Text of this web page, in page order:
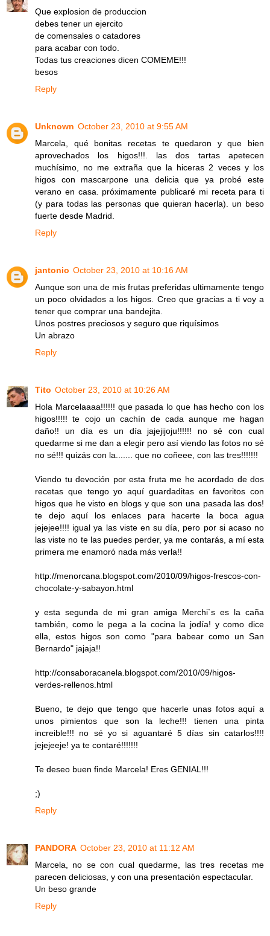
Que explosion de produccion
debes tener un ejercito
de comensales o catadores
para acabar con todo.
Todas tus creaciones dicen COMEME!!!
besos
Reply
Unknown October 23, 2010 at 9:55 AM
Marcela, qué bonitas recetas te quedaron y que bien
aprovechados los higos!!!. las dos tartas apetecen
muchísimo, no me extraña que la hiceras 2 veces y los
higos con mascarpone una delicia que ya probé este
verano en casa. próximamente publicaré mi receta para ti
(y para todas las personas que quieran hacerla). un beso
fuerte desde Madrid.
Reply
jantonio October 23, 2010 at 10:16 AM
Aunque son una de mis frutas preferidas ultimamente tengo
un poco olvidados a los higos. Creo que gracias a ti voy a
tener que comprar una bandejita.
Unos postres preciosos y seguro que riquísimos
Un abrazo
Reply
Tito October 23, 2010 at 10:26 AM
Hola Marcelaaaa!!!!!! que pasada lo que has hecho con los
higos!!!!! te cojo un cachín de cada aunque me hagan
daño!! un día es un día jajejijoju!!!!!! no sé con cual
quedarme si me dan a elegir pero así viendo las fotos no sé
no sé!!! quizás con la....... que no coñeee, con las tres!!!!!!!
Viendo tu devoción por esta fruta me he acordado de dos
recetas que tengo yo aquí guardaditas en favoritos con
higos que he visto en blogs y que son una pasada las dos!
te dejo aquí los enlaces para hacerte la boca agua
jejejee!!!! igual ya las viste en su día, pero por si acaso no
las viste no te las puedes perder, ya me contarás, a mí esta
primera me enamoró nada más verla!!
http://menorcana.blogspot.com/2010/09/higos-frescos-con-
chocolate-y-sabayon.html
y esta segunda de mi gran amiga Merchi`s es la caña
también, como le pega a la cocina la jodía! y como dice
ella, estos higos son como "para babear como un San
Bernardo" jajaja!!
http://consaboracanela.blogspot.com/2010/09/higos-
verdes-rellenos.html
Bueno, te dejo que tengo que hacerle unas fotos aquí a
unos pimientos que son la leche!!! tienen una pinta
increible!!! no sé yo si aguantaré 5 días sin catarlos!!!!
jejejeeje! ya te contaré!!!!!!!
Te deseo buen finde Marcela! Eres GENIAL!!!
;)
Reply
PANDORA October 23, 2010 at 11:12 AM
Marcela, no se con cual quedarme, las tres recetas me
parecen deliciosas, y con una presentación espectacular.
Un beso grande
Reply